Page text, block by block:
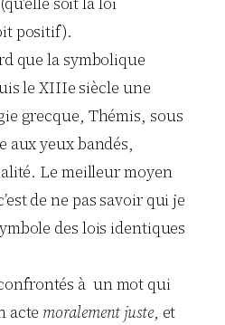
positif).
que la symbolique
le XIIIe siècle une
grecque, Thémis, sous
aux yeux bandés,
Le meilleur moyen
de ne pas savoir qui je
des lois identiques
à un mot qui
acte moralement juste, et